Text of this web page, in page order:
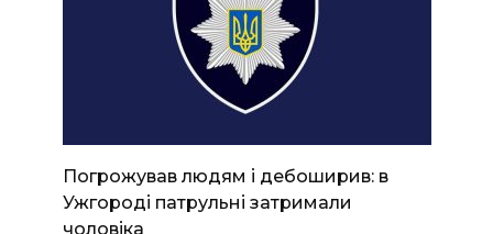
Погрожував людям і дебоширив: в
Ужгороді патрульні затримали
чоловіка